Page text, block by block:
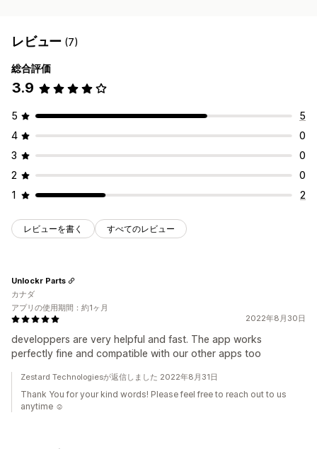
レビュー (7)
総合評価
3.9
5
5
4
0
3
0
2
0
1
2
レビューを書く すべてのレビュー
2022年8月30日
developpers are very helpful and fast. The app works
perfectly fine and compatible with our other apps too
Unlockr Parts
カナダ
アプリの使用期間：約1ヶ月
Zestard Technologiesが返信しました 2022年8月31日
Thank You for your kind words! Please feel free to reach out to us
anytime ☺️